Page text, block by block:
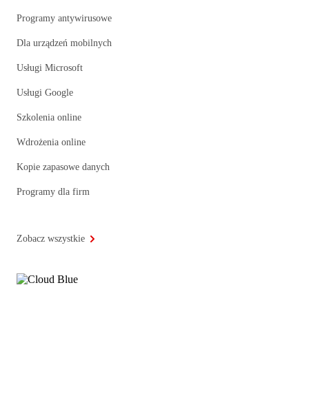
Programy antywirusowe
Dla urządzeń mobilnych
Usługi Microsoft
Usługi Google
Szkolenia online
Wdrożenia online
Kopie zapasowe danych
Programy dla firm
Zobacz wszystkie